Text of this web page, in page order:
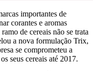
importantes de
corantes e aromas
de cereais não se trata
a nova formulação Trix,
se comprometeu a
seus cereais até 2017.